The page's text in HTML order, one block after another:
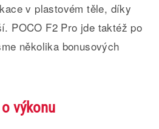
v plastovém těle, díky
POCO F2 Pro jde taktéž po
několika bonusových
výkonu